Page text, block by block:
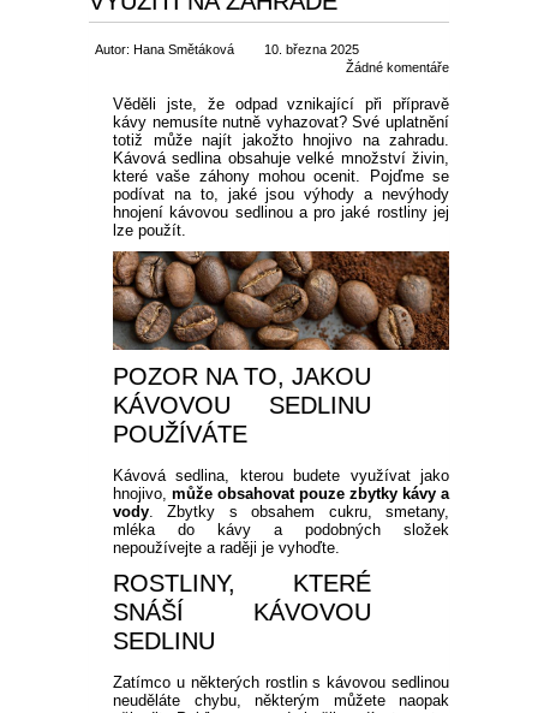
Autor: Hana Smětáková
10. března 2025
Žádné komentáře
Věděli jste, že odpad vznikající při přípravě
kávy nemusíte nutně vyhazovat? Své uplatnění
totiž může najít jakožto hnojivo na zahradu.
Kávová sedlina obsahuje velké množství živin,
které vaše záhony mohou ocenit. Pojďme se
podívat na to, jaké jsou výhody a nevýhody
hnojení kávovou sedlinou a pro jaké rostliny jej
lze použít.
POZOR NA TO, JAKOU
KÁVOVOU SEDLINU
POUŽÍVÁTE
Kávová sedlina, kterou budete využívat jako
hnojivo, může obsahovat pouze zbytky kávy a
vody. Zbytky s obsahem cukru, smetany,
mléka do kávy a podobných složek
nepoužívejte a raději je vyhoďte.
ROSTLINY, KTERÉ
SNÁŠÍ KÁVOVOU
SEDLINU
Zatímco u některých rostlin s kávovou sedlinou
neuděláte chybu, některým můžete naopak